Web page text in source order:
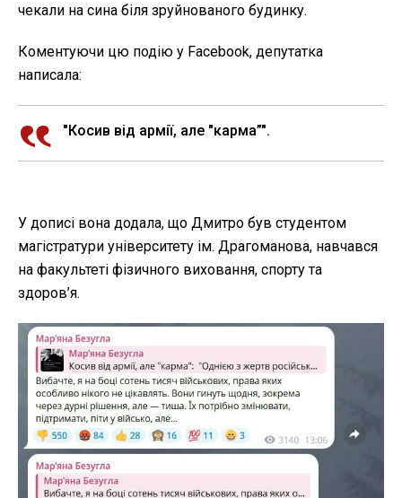
чекали на сина біля зруйнованого будинку.
Коментуючи цю подію у Facebook, депутатка
написала:
"Косив від армії, але "карма”".
У дописі вона додала, що Дмитро був студентом
магістратури університету ім. Драгоманова, навчався
на факультеті фізичного виховання, спорту та
здоров’я.